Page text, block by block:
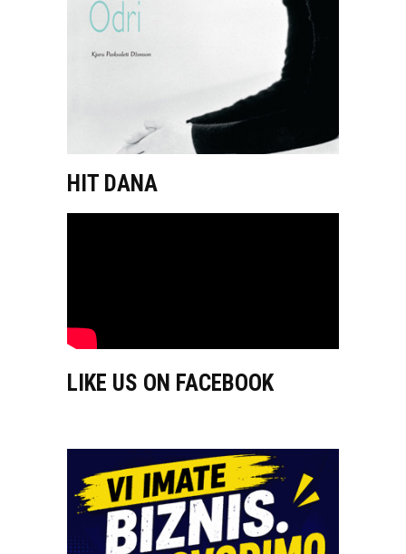
HIT DANA
LIKE US ON FACEBOOK